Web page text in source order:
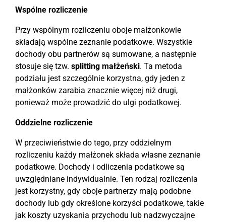
Wspólne rozliczenie
Przy wspólnym rozliczeniu oboje małżonkowie
składają wspólne zeznanie podatkowe. Wszystkie
dochody obu partnerów są sumowane, a następnie
stosuje się tzw. splitting małżeński. Ta metoda
podziału jest szczególnie korzystna, gdy jeden z
małżonków zarabia znacznie więcej niż drugi,
ponieważ może prowadzić do ulgi podatkowej.
Oddzielne rozliczenie
W przeciwieństwie do tego, przy oddzielnym
rozliczeniu każdy małżonek składa własne zeznanie
podatkowe. Dochody i odliczenia podatkowe są
uwzględniane indywidualnie. Ten rodzaj rozliczenia
jest korzystny, gdy oboje partnerzy mają podobne
dochody lub gdy określone korzyści podatkowe, takie
jak koszty uzyskania przychodu lub nadzwyczajne